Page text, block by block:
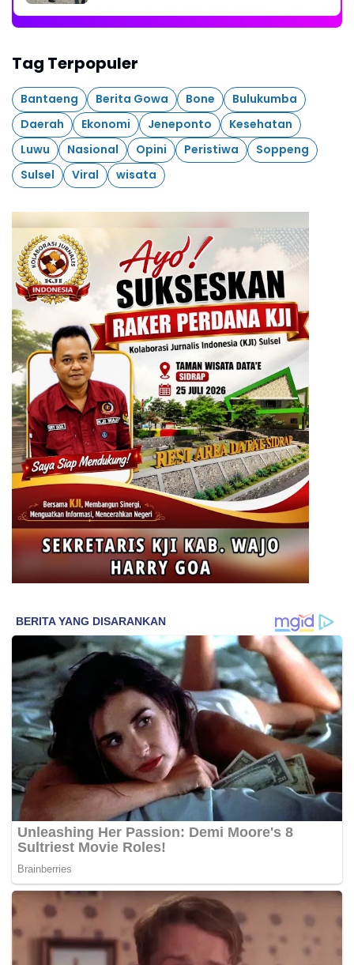
Tag Terpopuler
Bantaeng Berita Gowa Bone
Bulukumba
Daerah
Ekonomi Jeneponto
Kesehatan
Luwu
Nasional Opini Peristiwa
Soppeng
Sulsel
Viral wisata